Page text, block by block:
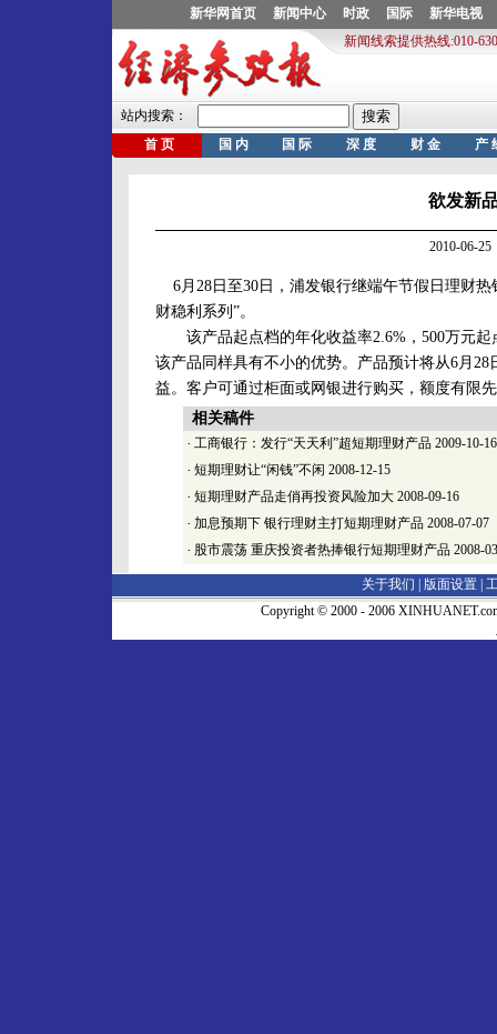
欲发新
2010-06-
6月28日至30日，浦发银行继端午节假日理财
财稳利系列”。
该产品起点档的年化收益率2.6%，500万元起
该产品同样具有不小的优势。产品预计将从6月
益。客户可通过柜面或网银进行购买，额度有限
相关稿件
· 工商银行：发行“天天利”超短期理财产品 2009-10-16
· 短期理财让“闲钱”不闲 2008-12-15
· 短期理财产品走俏再投资风险加大 2008-09-16
· 加息预期下 银行理财主打短期理财产品 2008-07-07
· 股市震荡 重庆投资者热捧银行短期理财产品 2008-
关于我们 | 版面设置
Copyright © 2000 - 2006